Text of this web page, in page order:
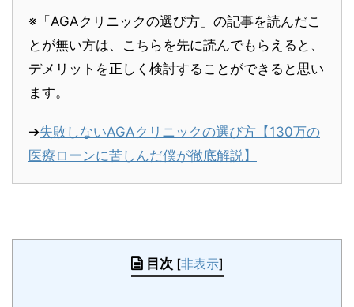
※「AGAクリニックの選び方」の記事を読んだこ
とが無い方は、こちらを先に読んでもらえると、
デメリットを正しく検討することができると思い
ます。
➔失敗しないAGAクリニックの選び方【130万の
医療ローンに苦しんだ僕が徹底解説】
目次 [非表示]